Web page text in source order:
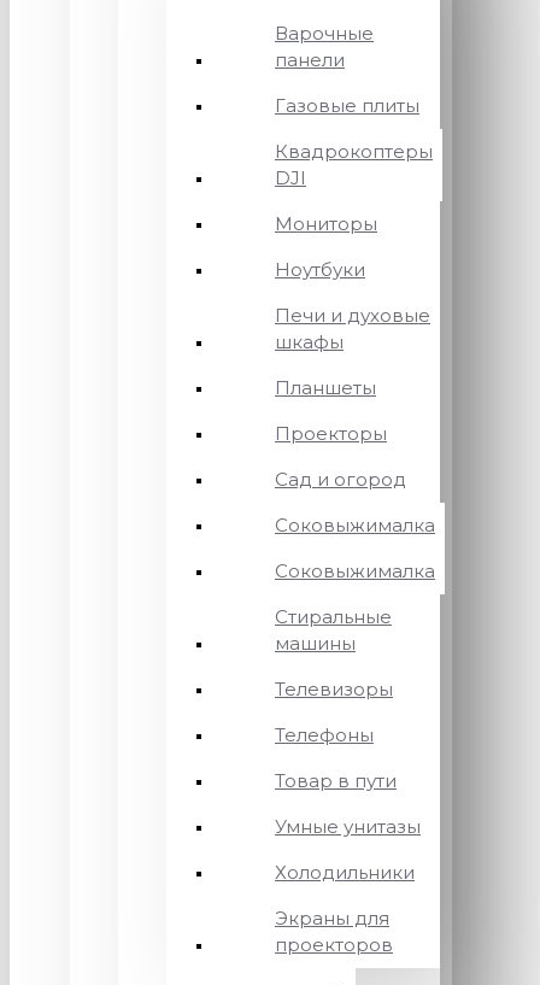
Варочные
панели
Газовые плиты
Квадрокоптеры
DJI
Мониторы
Ноутбуки
Печи и духовые
шкафы
Планшеты
Проекторы
Сад и огород
Соковыжималка
Соковыжималка
Стиральные
машины
Телевизоры
Телефоны
Товар в пути
Умные унитазы
Холодильники
Экраны для
проекторов